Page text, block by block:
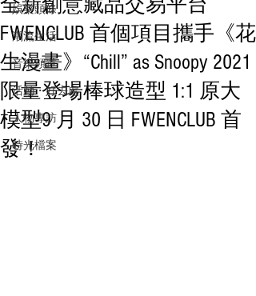
娛樂頭條
潮流生活
音樂頻道
活動・好去處
人物專訪
時光檔案
全新創意藏品交易平台
FWENCLUB 首個項目攜手《花
生漫畫》“Chill” as Snoopy 2021
限量登場棒球造型 1:1 原大
模型9 月 30 日 FWENCLUB 首
發！